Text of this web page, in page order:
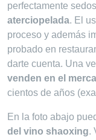
perfectamente
aterciopelada. El
proceso y además
probado en
darte cuenta. Una
venden en el
cientos de años
En la foto abajo
del vino shaoxing.